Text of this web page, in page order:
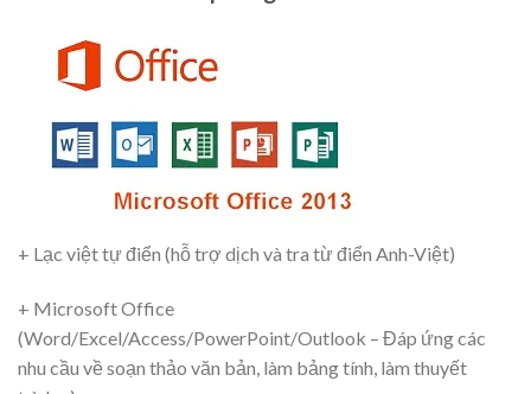
+ Lạc việt tự điển (hỗ trợ dịch và tra từ điển Anh-Việt)
+ Microsoft Office
(Word/Excel/Access/PowerPoint/Outlook – Đáp ứng các
nhu cầu về soạn thảo văn bản, làm bảng tính, làm thuyết